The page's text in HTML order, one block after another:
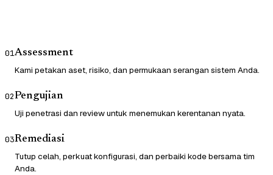
01Assessment
Kami petakan aset, risiko, dan permukaan serangan sistem Anda.
02Pengujian
Uji penetrasi dan review untuk menemukan kerentanan nyata.
03Remediasi
Tutup celah, perkuat konfigurasi, dan perbaiki kode bersama tim
Anda.